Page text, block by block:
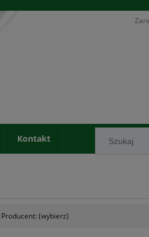
Kontakt
Producent: (wybierz)